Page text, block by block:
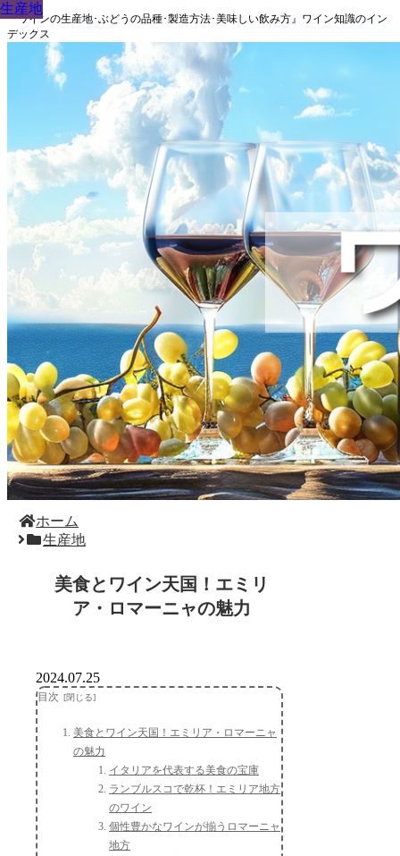
『ワインの生産地･ぶどうの品種･製造方法･美味しい飲み方』ワイン知識のイン
デックス
ホーム
生産地
美食とワイン天国！エミリ
ア・ロマーニャの魅力
生産地
2024.07.25
目次
美食とワイン天国！エミリア・ロマーニャ
の魅力
イタリアを代表する美食の宝庫
ランブルスコで乾杯！エミリア地方
のワイン
個性豊かなワインが揃うロマーニャ
地方
生産地
生産地
生産地
生産地
生産地
生産地
生産地
生産地